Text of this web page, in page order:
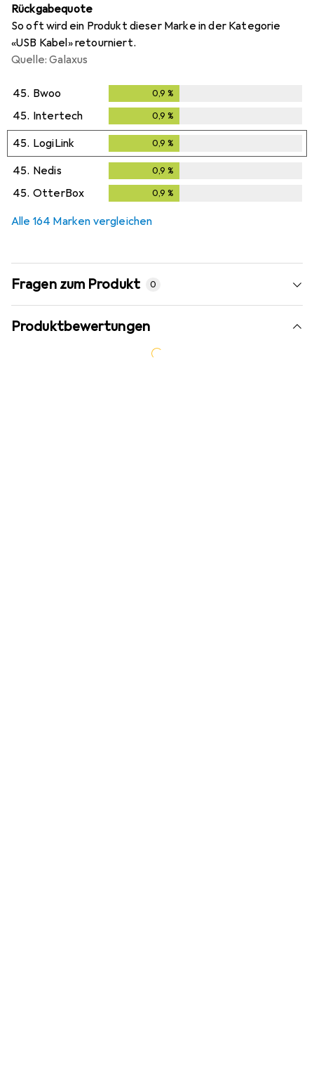
Rückgabequote
So oft wird ein Produkt dieser Marke in der Kategorie
«USB Kabel» retourniert.
Quelle: Galaxus
45. Bwoo 0,9 %
45. Intertech 0,9 %
45. LogiLink 0,9 %
45. Nedis 0,9 %
45. OtterBox 0,9 %
Alle 164 Marken vergleichen
Fragen zum Produkt 0
Produktbewertungen